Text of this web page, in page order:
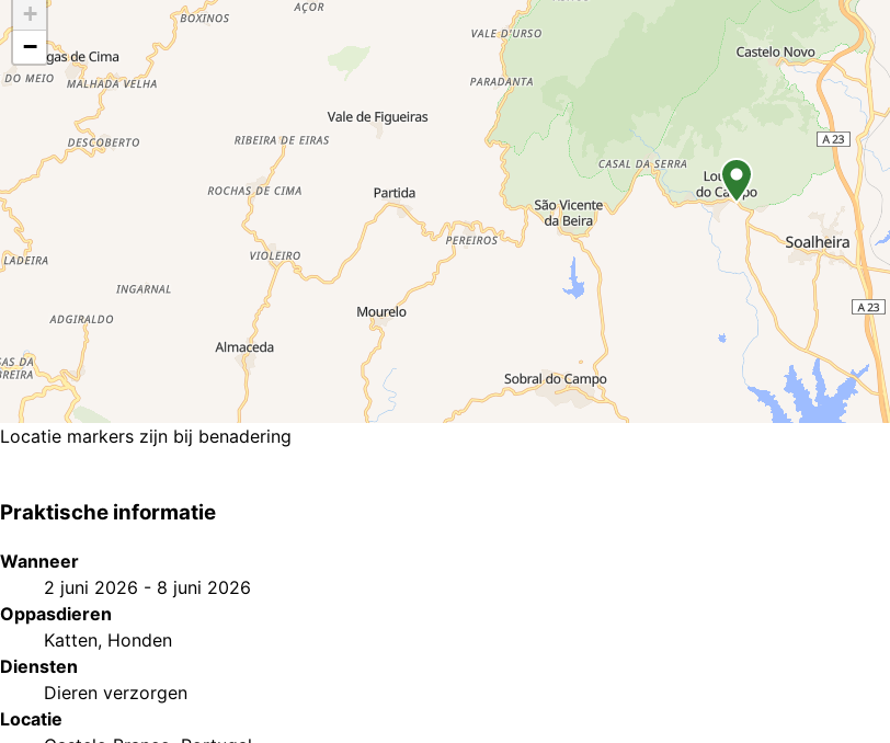
+
−
Locatie markers zijn bij benadering
Praktische informatie
Wanneer
2 juni 2026 - 8 juni 2026
Oppasdieren
Katten, Honden
Diensten
Dieren verzorgen
Locatie